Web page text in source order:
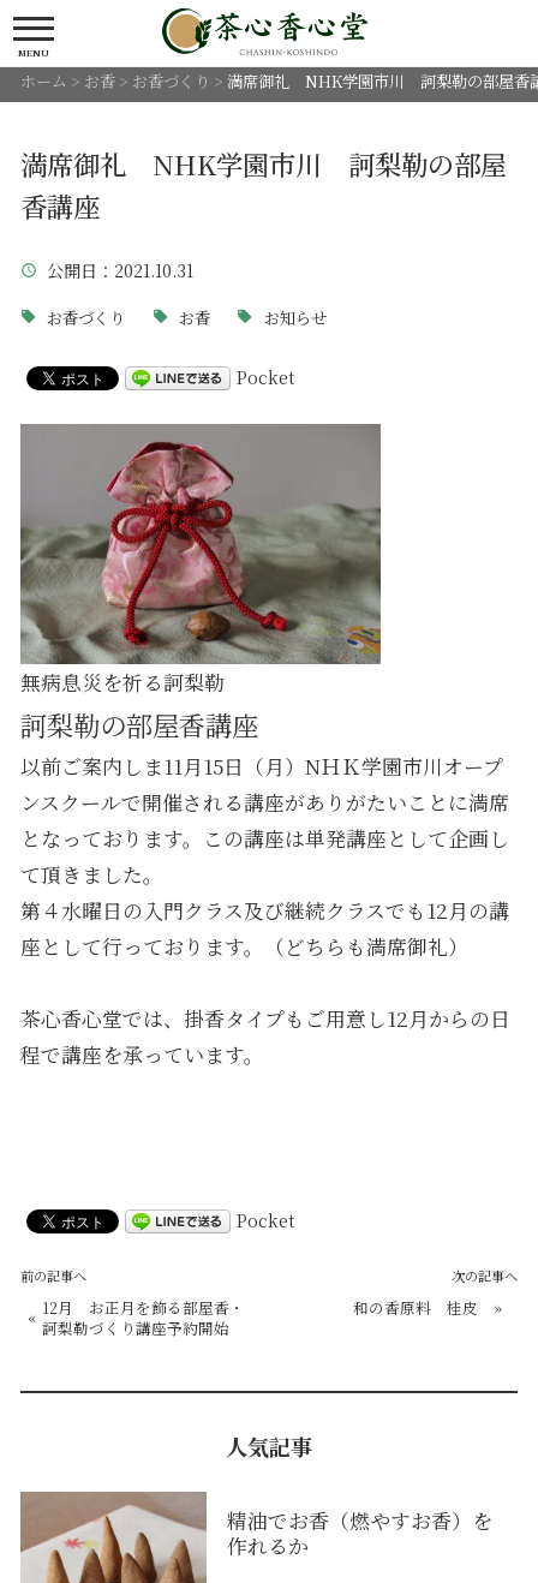
MENU
ホーム > お香> お香づくり > 満席御礼 NHK学園市川 訶梨勒の部屋香
満席御礼 NHK学園市川 訶梨勒の部屋
香講座
公開日 ：2021.10.31
お香づくり お香 お知らせ
Pocket
無病息災を祈る訶梨勒
訶梨勒の部屋香講座
以前ご案内しま11月15日（月）NＨＫ学園市川オープ
ンスクールで開催される講座がありがたいことに満席
となっております。この講座は単発講座として企画し
て頂きました。
第４水曜日の入門クラス及び継続クラスでも12月の講
座として行っております。（どちらも満席御礼）
茶心香心堂では、掛香タイプもご用意し12月からの日
程で講座を承っています。
Pocket
前の記事へ
« 12月 お正月を飾る部屋香・
訶梨勒づくり講座予約開始
次の記事へ
和の香原料 桂皮 »
人気記事
精油でお香（燃やすお香）を
作れるか